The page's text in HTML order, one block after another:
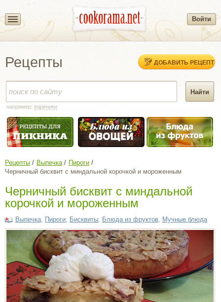
Войти
Рецепты ДОБАВИТЬ РЕЦЕПТ
например: вареники
Рецепты Выпечка
Пироги
Черничный бисквит с миндальной корочкой и мороженным
Черничный бисквит с миндальной
корочкой и мороженным
Выпечка Пироги Бисквиты Блюда из фруктов Мучные блюда